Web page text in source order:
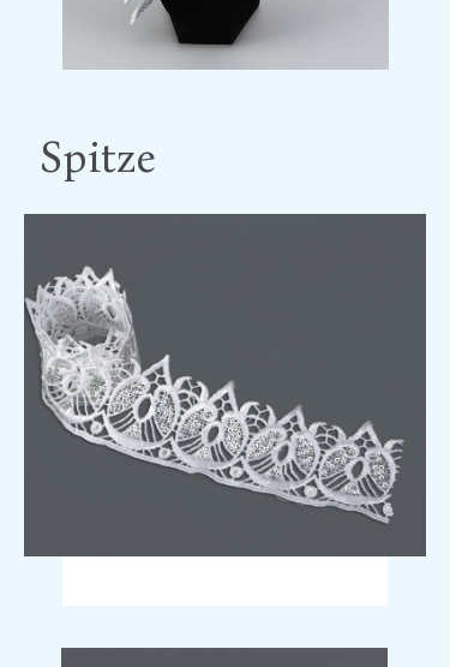
Spitze